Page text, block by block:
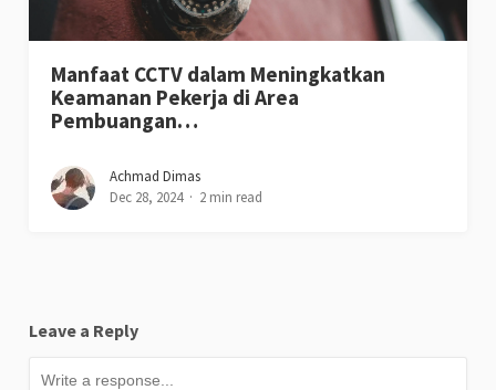
Manfaat CCTV dalam Meningkatkan
Keamanan Pekerja di Area
Pembuangan…
Achmad Dimas
Dec 28, 2024
2 min read
Leave a Reply